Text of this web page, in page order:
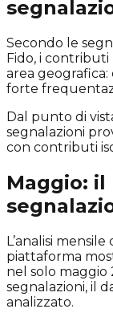
Secondo le
Fido, i
area
forte
Dal punto di
segnalazioni
con contributi
Maggio: il
L’analisi
piattaforma
nel solo maggio
segnalazioni, il
analizzato.